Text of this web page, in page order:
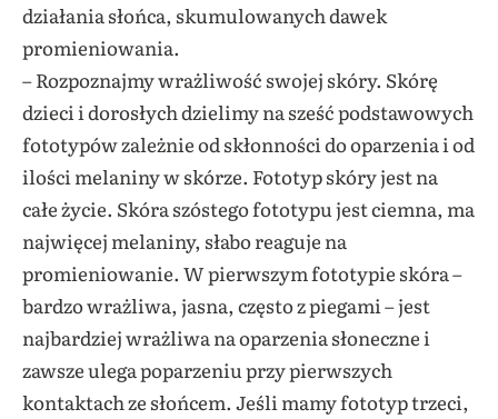
działania słońca, skumulowanych dawek
promieniowania.
– Rozpoznajmy wrażliwość swojej skóry. Skórę
dzieci i dorosłych dzielimy na sześć podstawowych
fototypów zależnie od skłonności do oparzenia i od
ilości melaniny w skórze. Fototyp skóry jest na
całe życie. Skóra szóstego fototypu jest ciemna, ma
najwięcej melaniny, słabo reaguje na
promieniowanie. W pierwszym fototypie skóra –
bardzo wrażliwa, jasna, często z piegami – jest
najbardziej wrażliwa na oparzenia słoneczne i
zawsze ulega poparzeniu przy pierwszych
kontaktach ze słońcem. Jeśli mamy fototyp trzeci,